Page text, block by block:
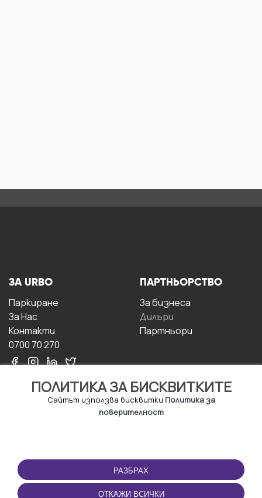
ПОЛИТИКА ЗА БИСКВИТКИТЕ
Сайтът използва бисквитки Политика за
поверителност
РАЗБРАХ
ОТКАЖИ ВСИЧКИ
ЗА URBO
Паркиране
За Hас
Контакти
0700 70 270
ПАРТНЬОРСТВО
За бизнесa
Дилъри
Партньори
ПОЛЗВАНЕ
Правила и условия за
ползване
ПРИЛОЖЕНИЕТО